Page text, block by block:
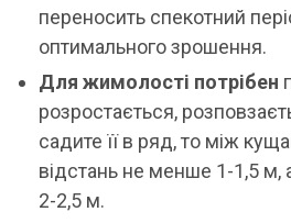
переносить спекотний
оптимального зрошення.
Для жимолості потрібен
розростається,
садите її в ряд, то між
відстань не менше 1-1,5
2-2,5 м.